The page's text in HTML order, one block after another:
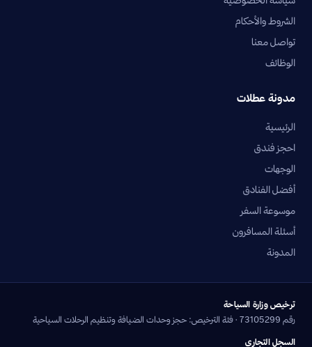
الشروط والأحكام
تواصل معنا
الوظائف
مدونة عطلات
الرئيسية
احجز فندق
الوجهات
أفضل الفنادق
موسوعة السفر
أسئلة المسافرون
المدونة
ترخيص وزارة السياحة
رقم 73105299 · فئة الترخيص: حجز وحدات الضيافة وتنظيم الرحلات السياحية
السجل التجاري